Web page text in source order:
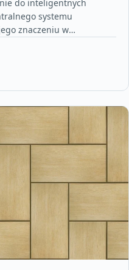
do inteligentnych
systemu
znaczeniu w